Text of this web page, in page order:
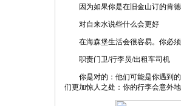
因为如果你是在旧金山订的肯德
对自来水说些什么会更好
在海森堡生活会很容易。你必须
职责门卫/行李员/出租车司机
你是对的：他们可能是你遇到的
们更加惊人之处：你的行李会意外